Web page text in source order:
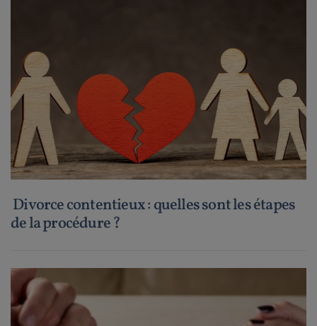
Divorce contentieux : quelles sont les étapes
de la procédure ?